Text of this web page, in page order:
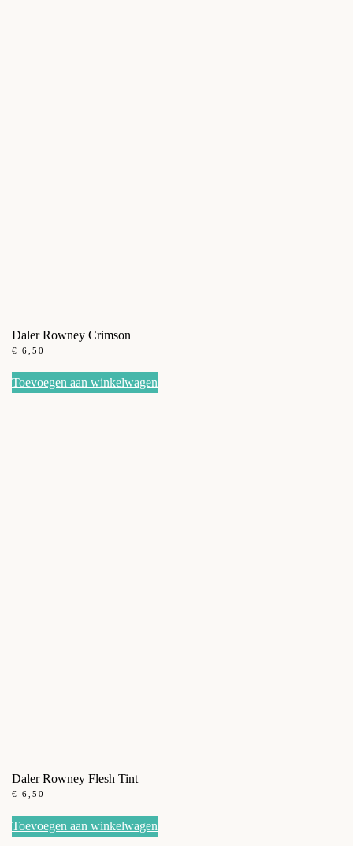
Daler Rowney Crimson
€ 6,50
Toevoegen aan winkelwagen
Daler Rowney Flesh Tint
€ 6,50
Toevoegen aan winkelwagen